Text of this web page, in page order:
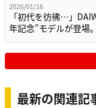
2026/01/16
「初代を彷彿…」
年記念”モデルが登場
最新の関連記